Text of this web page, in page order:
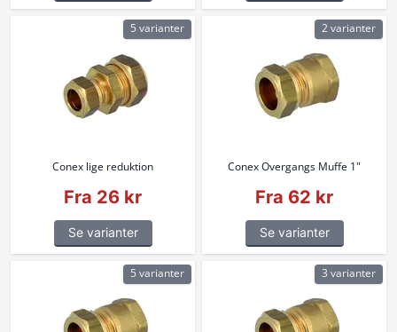
Conex lige reduktion
Fra 26 kr
Se varianter
5 varianter
Conex Overgangs Muffe 1"
Fra 62 kr
Se varianter
2 varianter
5 varianter 3 varianter